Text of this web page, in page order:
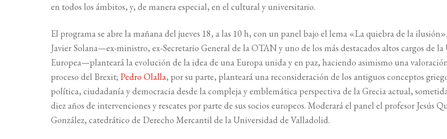
en todos los ámbitos, y, de manera especial, en el cultural y universitario.
El programa se abre la mañana del jueves 18, a las 10 h, con un panel bajo el lema «La quiebra de la
Javier Solana—ex-ministro, ex-Secretario General de la OTAN y uno de los más destacados altos cargos de
Europea—planteará la evolución de la idea de una Europa unida y en paz, haciendo asimismo una
proceso del Brexit; Pedro Olalla, por su parte, planteará una reconsideración de los antiguos conceptos
política, ciudadanía y democracia desde la compleja y emblemática perspectiva de la Grecia actual,
diez años de intervenciones y rescates por parte de sus socios europeos. Moderará el panel el profesor Jesús
González, catedrático de Derecho Mercantil de la Universidad de Valladolid.